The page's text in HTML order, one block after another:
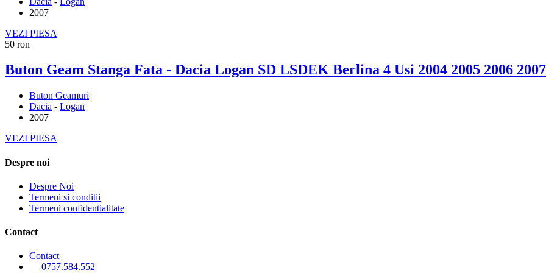
2007
VEZI PIESA
50 ron
Buton Geam Stanga Fata - Dacia Logan SD LSDEK Berlina 4 Usi 2004 2005 2006
Buton Geamuri
Dacia - Logan
2007
VEZI PIESA
Despre noi
Despre Noi
Termeni si conditii
Termeni confidentialitate
Contact
Contact
0757.584.552